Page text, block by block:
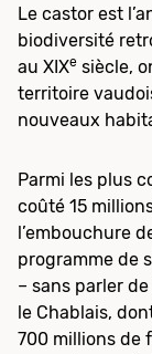
Le castor est
biodiversité
au XIXe siècle,
territoire
nouveaux
Parmi les plus
coûté 15
l’embouchure
programme de
– sans parler
le Chablais,
700 millions de